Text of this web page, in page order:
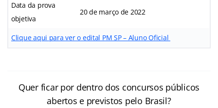
Data da prova
objetiva
20 de março de 2022
Clique aqui para ver o edital PM SP – Aluno Oficial
Quer ficar por dentro dos concursos públicos
abertos e previstos pelo Brasil?